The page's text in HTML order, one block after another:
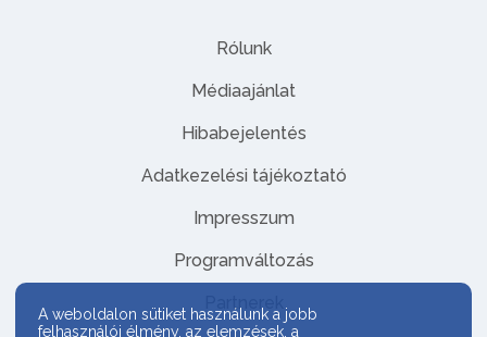
Rólunk
Médiaajánlat
Hibabejelentés
Adatkezelési tájékoztató
Impresszum
Programváltozás
Partnerek
A weboldalon sütiket használunk a jobb
felhasználói élmény, az elemzések, a